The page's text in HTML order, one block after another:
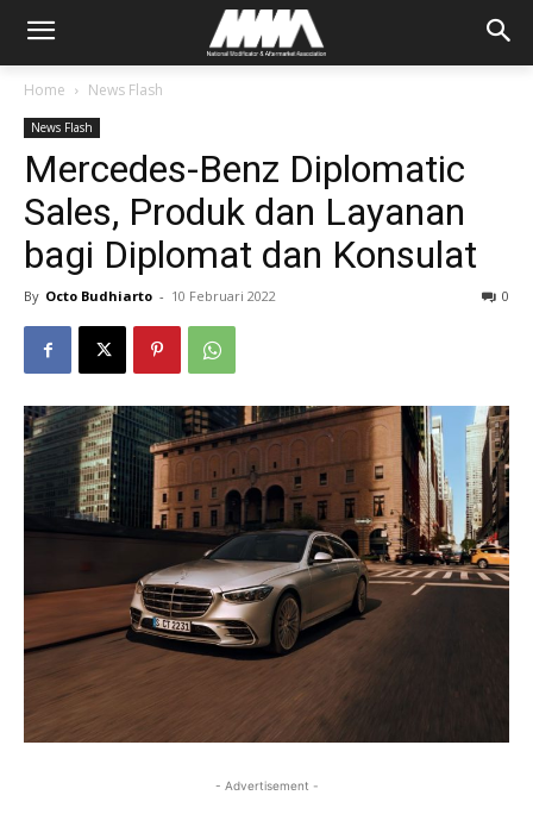
Home News Flash
News Flash
Mercedes-Benz Diplomatic
Sales, Produk dan Layanan
bagi Diplomat dan Konsulat
By Octo Budhiarto - 10 Februari 2022 0
- Advertisement -